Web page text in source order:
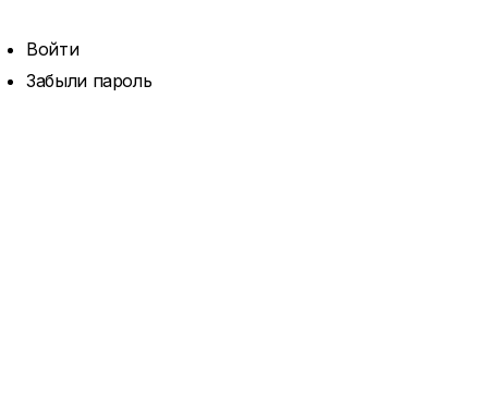
Войти
Забыли пароль